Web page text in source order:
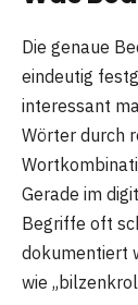
Die genaue
eindeutig
interessant
Wörter durch
Gerade im
Begriffe oft
dokumentiert
wie